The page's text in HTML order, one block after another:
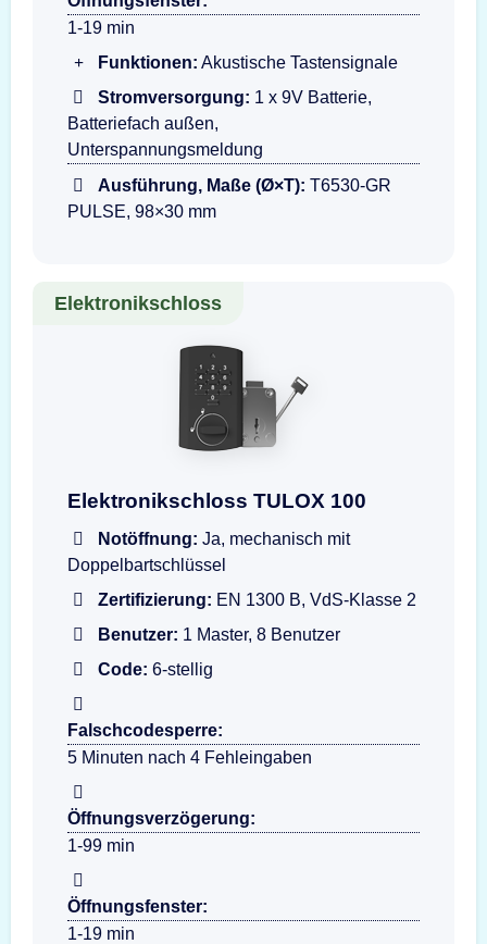
1-19 min
Funktionen: Akustische Tastensignale
Stromversorgung: 1 x 9V Batterie,
Batteriefach außen,
Unterspannungsmeldung
Ausführung, Maße (Ø×T): T6530-GR
PULSE, 98×30 mm
Elektronikschloss
Darstellung der Eingabeeinheit TULOX 100
Elektronikschloss TULOX 100
Notöffnung: Ja, mechanisch mit
Doppelbartschlüssel
Zertifizierung: EN 1300 B, VdS-Klasse 2
Benutzer: 1 Master, 8 Benutzer
Code: 6-stellig
Falschcodesperre:
5 Minuten nach 4 Fehleingaben
Öffnungsverzögerung:
1-99 min
Öffnungsfenster:
1-19 min